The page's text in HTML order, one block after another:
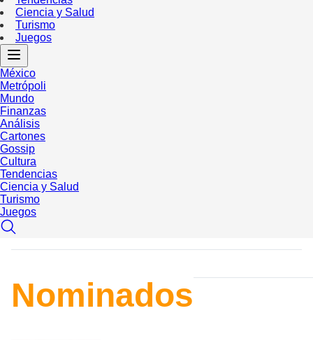
Ciencia y Salud
Turismo
Juegos
México
Metrópoli
Mundo
Finanzas
Análisis
Cartones
Gossip
Cultura
Tendencias
Ciencia y Salud
Turismo
Juegos
Nominados